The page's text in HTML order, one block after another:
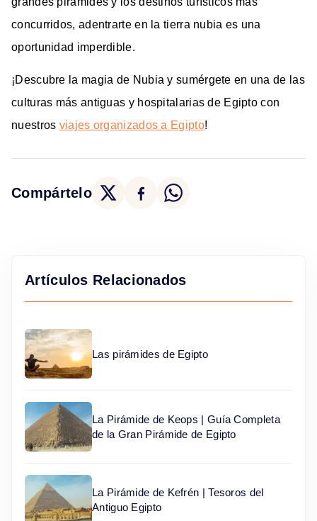
concurridos, adentrarte en la tierra nubia es una
oportunidad imperdible.
¡Descubre la magia de Nubia y sumérgete en una de las
culturas más antiguas y hospitalarias de Egipto con
nuestros viajes organizados a Egipto!
Compártelo
Artículos Relacionados
Las pirámides de Egipto
La Pirámide de Keops | Guía Completa
de la Gran Pirámide de Egipto
La Pirámide de Kefrén | Tesoros del
Antiguo Egipto